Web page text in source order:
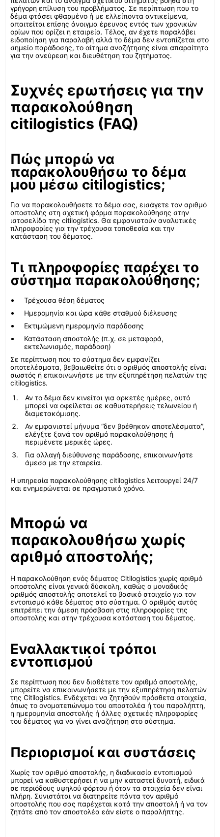
γρήγορη επίλυση του προβλήματος. Σε περίπτωση που το
δέμα φτάσει φθαρμένο ή με ελλείποντα αντικείμενα,
απαιτείται επίσης άνοιγμα έρευνας εντός των χρονικών
ορίων που ορίζει η εταιρεία. Τέλος, αν έχετε παραλάβει
ειδοποίηση για παραλαβή αλλά το δέμα δεν εντοπίζεται στο
σημείο παράδοσης, το αίτημα αναζήτησης είναι απαραίτητο
για την ανεύρεση και διευθέτηση του ζητήματος.
Συχνές ερωτήσεις για την
παρακολούθηση
citilogistics (FAQ)
Πώς μπορώ να
παρακολουθήσω το δέμα
μου μέσω citilogistics;
Για να παρακολουθήσετε το δέμα σας, εισάγετε τον αριθμό
αποστολής στη σχετική φόρμα παρακολούθησης στην
ιστοσελίδα της citilogistics. Θα εμφανιστούν αναλυτικές
πληροφορίες για την τρέχουσα τοποθεσία και την
κατάσταση του δέματος.
Τι πληροφορίες παρέχει το
σύστημα παρακολούθησης;
Τρέχουσα θέση δέματος
Ημερομηνία και ώρα κάθε σταθμού διέλευσης
Εκτιμώμενη ημερομηνία παράδοσης
Κατάσταση αποστολής (π.χ. σε μεταφορά,
εκτελωνισμός, παράδοση)
Σε περίπτωση που το σύστημα δεν εμφανίζει
αποτελέσματα, βεβαιωθείτε ότι ο αριθμός αποστολής είναι
σωστός ή επικοινωνήστε με την εξυπηρέτηση πελατών της
citilogistics.
Αν το δέμα δεν κινείται για αρκετές ημέρες, αυτό
μπορεί να οφείλεται σε καθυστερήσεις τελωνείου ή
διαμετακόμισης.
Αν εμφανιστεί μήνυμα “δεν βρέθηκαν αποτελέσματα”,
ελέγξτε ξανά τον αριθμό παρακολούθησης ή
περιμένετε μερικές ώρες.
Για αλλαγή διεύθυνσης παράδοσης, επικοινωνήστε
άμεσα με την εταιρεία.
Η υπηρεσία παρακολούθησης citilogistics λειτουργεί 24/7
και ενημερώνεται σε πραγματικό χρόνο.
Μπορώ να
παρακολουθήσω χωρίς
αριθμό αποστολής;
Η παρακολούθηση ενός δέματος Citilogistics χωρίς αριθμό
αποστολής είναι γενικά δύσκολη, καθώς ο μοναδικός
αριθμός αποστολής αποτελεί το βασικό στοιχείο για τον
εντοπισμό κάθε δέματος στο σύστημα. Ο αριθμός αυτός
επιτρέπει την άμεση πρόσβαση στις πληροφορίες της
αποστολής και στην τρέχουσα κατάσταση του δέματος.
Εναλλακτικοί τρόποι
εντοπισμού
Σε περίπτωση που δεν διαθέτετε τον αριθμό αποστολής,
μπορείτε να επικοινωνήσετε με την εξυπηρέτηση πελατών
της Citilogistics. Ενδέχεται να ζητηθούν πρόσθετα στοιχεία,
όπως το ονοματεπώνυμο του αποστολέα ή του παραλήπτη,
η ημερομηνία αποστολής ή άλλες σχετικές πληροφορίες
του δέματος για να γίνει αναζήτηση στο σύστημα.
Περιορισμοί και συστάσεις
Χωρίς τον αριθμό αποστολής, η διαδικασία εντοπισμού
μπορεί να καθυστερήσει ή να μην καταστεί δυνατή, ειδικά
σε περιόδους υψηλού φόρτου ή όταν τα στοιχεία δεν είναι
πλήρη. Συνιστάται να διατηρείτε πάντα τον αριθμό
αποστολής που σας παρέχεται κατά την αποστολή ή να τον
ζητάτε από τον αποστολέα εάν είστε ο παραλήπτης.